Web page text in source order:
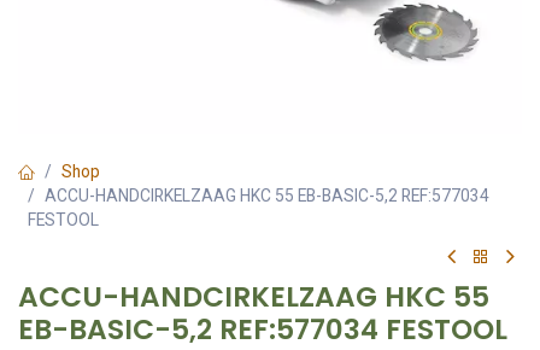
Shop
ACCU-HANDCIRKELZAAG HKC 55 EB-BASIC-5,2 REF:577034
FESTOOL
ACCU-HANDCIRKELZAAG HKC 55
EB-BASIC-5,2 REF:577034 FESTOOL